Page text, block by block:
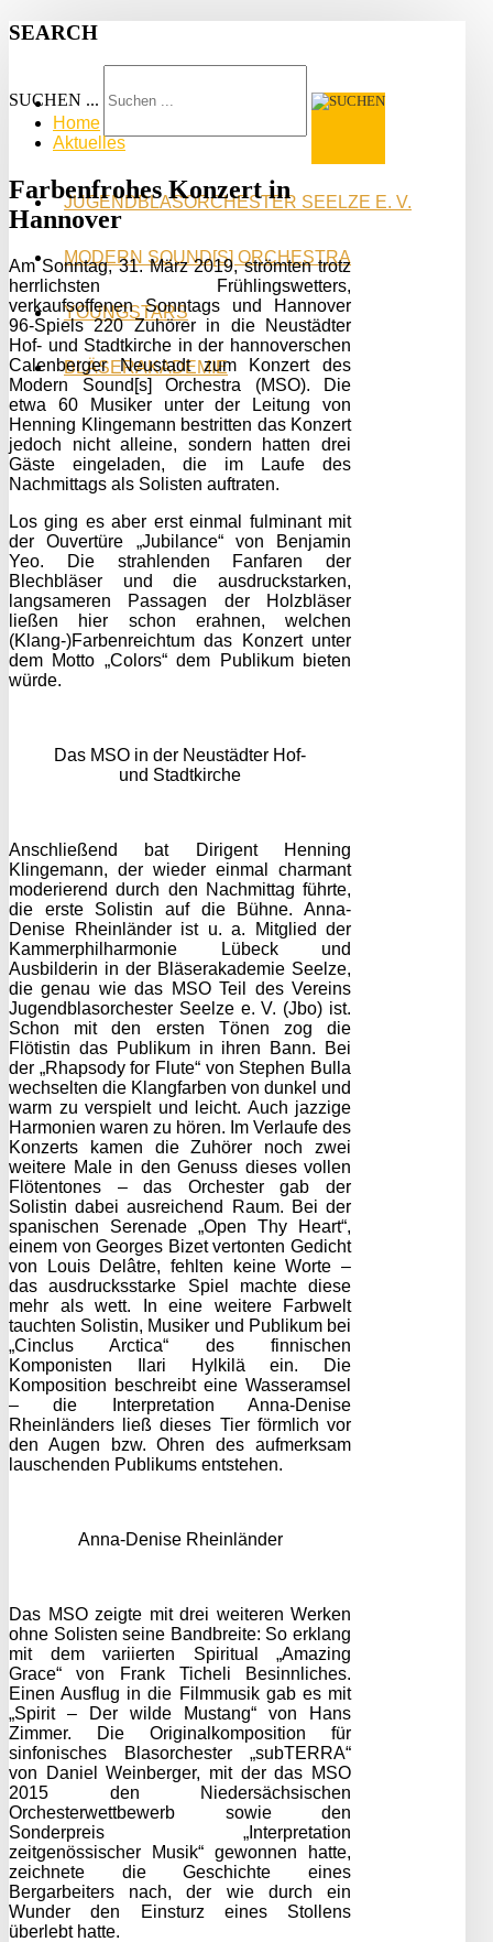
SEARCH
SUCHEN ...
JUGENDBLASORCHESTER SEELZE E. V.
MODERN SOUND[S] ORCHESTRA
YOUNGSTARS
BLÄSERAKADEMIE
Home
Aktuelles
Farbenfrohes Konzert in
Hannover
Am Sonntag, 31. März 2019, strömten trotz
herrlichsten Frühlingswetters,
verkaufsoffenen Sonntags und Hannover
96-Spiels 220 Zuhörer in die Neustädter
Hof- und Stadtkirche in der hannoverschen
Calenberger Neustadt zum Konzert des
Modern Sound[s] Orchestra (MSO). Die
etwa 60 Musiker unter der Leitung von
Henning Klingemann bestritten das Konzert
jedoch nicht alleine, sondern hatten drei
Gäste eingeladen, die im Laufe des
Nachmittags als Solisten auftraten.
Los ging es aber erst einmal fulminant mit
der Ouvertüre „Jubilance“ von Benjamin
Yeo. Die strahlenden Fanfaren der
Blechbläser und die ausdruckstarken,
langsameren Passagen der Holzbläser
ließen hier schon erahnen, welchen
(Klang-)Farbenreichtum das Konzert unter
dem Motto „Colors“ dem Publikum bieten
würde.
Das MSO in der Neustädter Hof-
und Stadtkirche
Anschließend bat Dirigent Henning
Klingemann, der wieder einmal charmant
moderierend durch den Nachmittag führte,
die erste Solistin auf die Bühne. Anna-
Denise Rheinländer ist u. a. Mitglied der
Kammerphilharmonie Lübeck und
Ausbilderin in der Bläserakademie Seelze,
die genau wie das MSO Teil des Vereins
Jugendblasorchester Seelze e. V. (Jbo) ist.
Schon mit den ersten Tönen zog die
Flötistin das Publikum in ihren Bann. Bei
der „Rhapsody for Flute“ von Stephen Bulla
wechselten die Klangfarben von dunkel und
warm zu verspielt und leicht. Auch jazzige
Harmonien waren zu hören. Im Verlaufe des
Konzerts kamen die Zuhörer noch zwei
weitere Male in den Genuss dieses vollen
Flötentones – das Orchester gab der
Solistin dabei ausreichend Raum. Bei der
spanischen Serenade „Open Thy Heart“,
einem von Georges Bizet vertonten Gedicht
von Louis Delâtre, fehlten keine Worte –
das ausdrucksstarke Spiel machte diese
mehr als wett. In eine weitere Farbwelt
tauchten Solistin, Musiker und Publikum bei
„Cinclus Arctica“ des finnischen
Komponisten Ilari Hylkilä ein. Die
Komposition beschreibt eine Wasseramsel
– die Interpretation Anna-Denise
Rheinländers ließ dieses Tier förmlich vor
den Augen bzw. Ohren des aufmerksam
lauschenden Publikums entstehen.
Anna-Denise Rheinländer
Das MSO zeigte mit drei weiteren Werken
ohne Solisten seine Bandbreite: So erklang
mit dem variierten Spiritual „Amazing
Grace“ von Frank Ticheli Besinnliches.
Einen Ausflug in die Filmmusik gab es mit
„Spirit – Der wilde Mustang“ von Hans
Zimmer. Die Originalkomposition für
sinfonisches Blasorchester „subTERRA“
von Daniel Weinberger, mit der das MSO
2015 den Niedersächsischen
Orchesterwettbewerb sowie den
Sonderpreis „Interpretation
zeitgenössischer Musik“ gewonnen hatte,
zeichnete die Geschichte eines
Bergarbeiters nach, der wie durch ein
Wunder den Einsturz eines Stollens
überlebt hatte.